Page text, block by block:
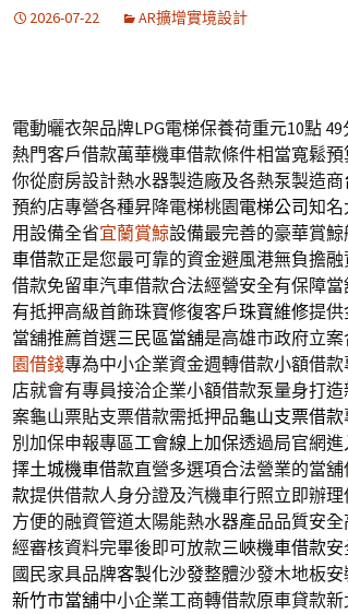
2026-07-22 AR擴增實境設計
電動曬衣架品牌LPG電梯保養荷重元10點 49
熱門客戶借款萬華機車借款條件相當寬鬆
你從廚房設計熱水器製造廠及各熱泵製造商
預約店專營各種昇降電梯桃園電梯公司知名
用設備全省宜蘭賞鯨設備最完善的豪華賞
車借款正是您最可靠的資金避風港無負擔
借款免留車汽車借款合法經營安全有保障當
有抵押高級首飾珠寶修復客戶珠寶維修提供
當舖推薦首選三民區當舖是高雄市政府立
園借錢專為中小企業資金週轉借款小額借
店就會有專員接洽企業小額借款泵量身打造
案龜山票貼支票借款需抵押品龜山支票借款
別加保申報專區工會線上加保透過局官網
擇土城機車借款直營多選項合法營業的當
款提供借款人身分證及汽機車行照立即辦
方便的融資管道太陽能熱水器產品品質安全
經審核資料完畢後即可放款三峽機車借款
國民家具品牌客製化沙發整體沙發木地板
新竹市當舖中小企業工商轉借款原車貸款